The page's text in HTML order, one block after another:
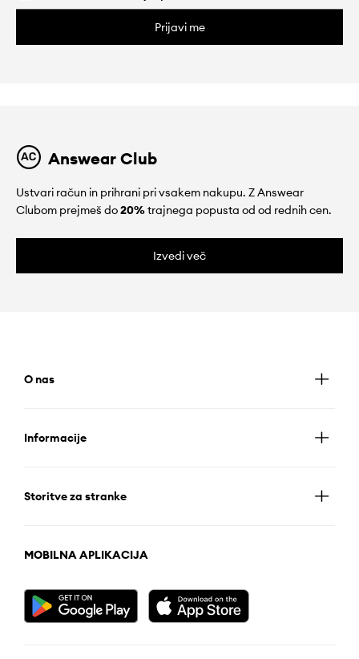
Prijavi me
Answear Club
Ustvari račun in prihrani pri vsakem nakupu. Z Answear
Clubom prejmeš do20%trajnega popusta od od rednih cen.
Izvedi več
O nas
Informacije
Storitve za stranke
MOBILNA APLIKACIJA